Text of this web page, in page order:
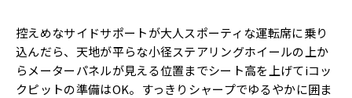
控えめなサイドサポートが大人スポーティな運転席に乗り
込んだら、天地が平らな小径ステアリングホイールの上か
らメーターパネルが見える位置までシート高を上げてiコッ
クピットの準備はOK。すっきりシャープでゆるやかに囲ま